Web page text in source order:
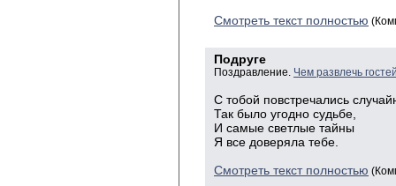
Смотреть текст полностью
Подруге
Поздравление. Чем развлечь
С тобой повстречались
Так было угодно судьбе,
И самые светлые тайны
Я все доверяла тебе.
Смотреть текст полностью